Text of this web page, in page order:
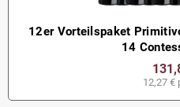
12er Vorteilspaket
14
12,27 €